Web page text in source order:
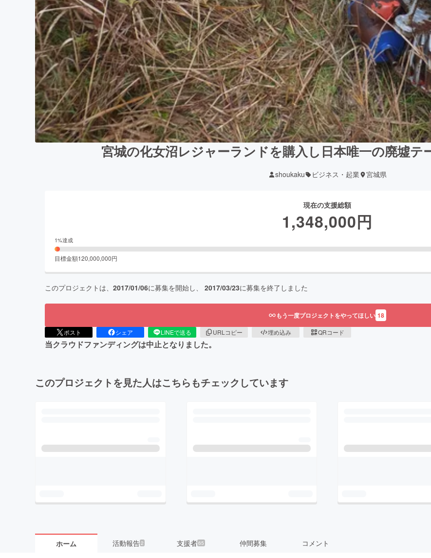
宮城の化女沼レジャーランドを購入し日本唯一の廃墟テ
shoukaku ビジネス・起業 宮城県
現在の支援総額
1,348,000円
1%達成
目標金額120,000,000円
このプロジェクトは、 2017/01/06に募集を開始し、 2017/03/23に募集を終了しました
もう一度プロジェクトをやってほしい 18
ポスト シェア LINEで送る URLコピー 埋め込み QRコード
当クラウドファンディングは中止となりました。
このプロジェクトを見た人はこちらもチェックしています
ホーム 活動報告2 支援者65 仲間募集 コメント